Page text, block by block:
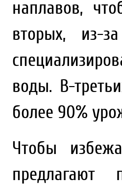
наплавов,
вторых, из-
воды. В-
более 90%
Чтобы
предлагают